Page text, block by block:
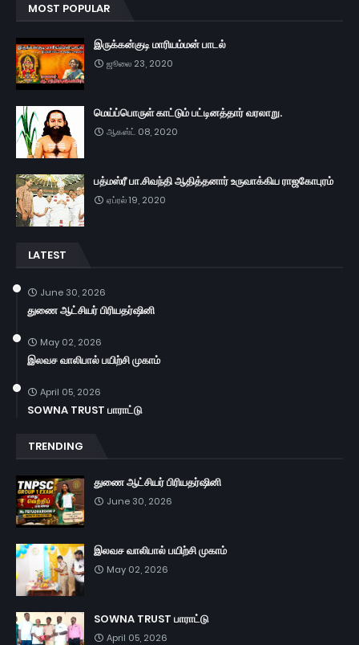
MOST POPULAR
இருக்கன்குடி மாரியம்மன் பாடல்
ஜூலை 23, 2020
மெய்ப்பொருள் காட்டும் பட்டினத்தார் வரலாறு.
ஆகஸ்ட் 08, 2020
பத்மஸ்ரீ பா.சிவந்தி ஆதித்தனார் உருவாக்கிய ராஜகோபுரம்
ஏப்ரல் 19, 2020
LATEST
June 30, 2026
துணை ஆட்சியர் பிரியதர்ஷினி
May 02, 2026
இலவச வாலிபால் பயிற்சி முகாம்
April 05, 2026
SOWNA TRUST பாராட்டு
TRENDING
துணை ஆட்சியர் பிரியதர்ஷினி
June 30, 2026
இலவச வாலிபால் பயிற்சி முகாம்
May 02, 2026
SOWNA TRUST பாராட்டு
April 05, 2026